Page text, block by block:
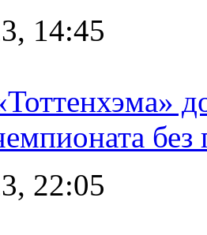
14:45
22:05